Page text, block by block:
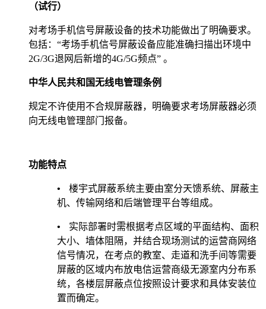
（试行）
对考场手机信号屏蔽设备的技术功能做出了明确要求。
包括：“考场手机信号屏蔽设备应能准确扫描出环境中
2G/3G退网后新增的4G/5G频点” 。
中华人民共和国无线电管理条例
规定不许使用不合规屏蔽器，明确要求考场屏蔽器必须
向无线电管理部门报备。
功能特点
•
楼宇式屏蔽系统主要由室分天馈系统、屏蔽主
机、传输网络和后端管理平台等组成。
•
实际部署时需根据考点区域的平面结构、面积
大小、墙体阻隔，并结合现场测试的运营商网络
信号情况，在考点的教室、走道和洗手间等需要
屏蔽的区域内布放电信运营商级无源室内分布系
统，各楼层屏蔽点位按照设计要求和具体安装位
置而确定。